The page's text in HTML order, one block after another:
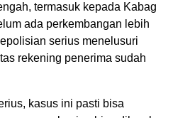
termasuk kepada Kabag
ada perkembangan lebih
serius menelusuri
rekening penerima sudah
kasus ini pasti bisa